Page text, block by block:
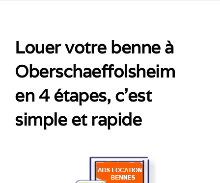
Louer votre benne à
Oberschaeffolsheim
en 4 étapes, c’est
simple et rapide